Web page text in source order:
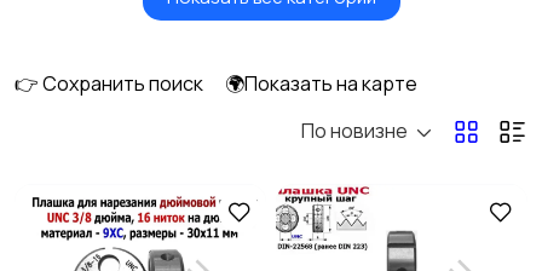
Отопление и
Ручные инструменты
👉 Сохранить поиск
🌍Показать на карте
По новизне